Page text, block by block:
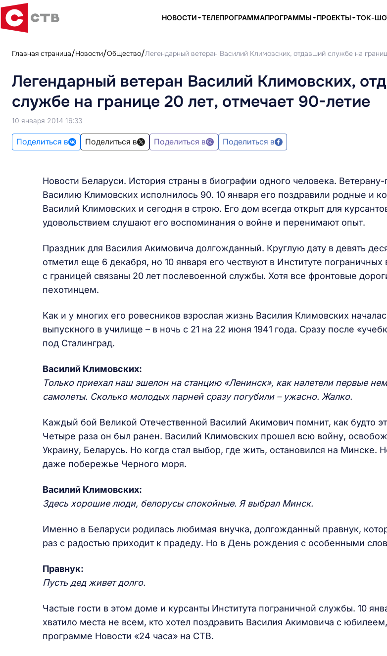
НОВОСТИ ТЕЛЕПРОГРАММАПРОГРАММЫ ПРОЕКТЫ ТОК-
Главная страница Новости Общество Легендарный ветеран Василий Климовских, отдавший службе на
Легендарный ветеран Василий Климовских,
службе на границе 20 лет, отмечает 90-летие
10 января 2014 16:33
Поделиться в Поделиться в Поделиться в Поделиться в
Новости Беларуси. История страны в биографии одного человека.
Василию Климовских исполнилось 90. 10 января его поздравили родные и
Василий Климовских и сегодня в строю. Его дом всегда открыт для
удовольствием слушают его воспоминания о войне и перенимают опыт.
Праздник для Василия Акимовича долгожданный. Круглую дату в девять
отметил еще 6 декабря, но 10 января его чествуют в Институте
с границей связаны 20 лет послевоенной службы. Хотя все фронтовые
пехотинцем.
Как и у многих его ровесников взрослая жизнь Василия Климовских
выпускного в училище – в ночь с 21 на 22 июня 1941 года. Сразу после
под Сталинград.
Василий Климовских:
Только приехал наш эшелон на станцию «Ленинск», как налетели первые
самолеты. Сколько молодых парней сразу погубили – ужасно. Жалко.
Каждый бой Великой Отечественной Василий Акимович помнит, как будто
Четыре раза он был ранен. Василий Климовских прошел всю войну,
Украину, Беларусь. Но когда стал выбор, где жить, остановился на Минске.
даже побережье Черного моря.
Василий Климовских:
Здесь хорошие люди, белорусы спокойные. Я выбрал Минск.
Именно в Беларуси родилась любимая внучка, долгожданный правнук,
раз с радостью приходит к прадеду. Но в День рождения с особенными
Правнук:
Пусть дед живет долго.
Частые гости в этом доме и курсанты Института пограничной службы. 10
хватило места не всем, кто хотел поздравить Василия Акимовича с
программе Новости «24 часа» на СТВ.